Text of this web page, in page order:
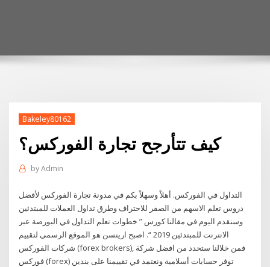
Bakeley80162
كيف تتأرجح تجارة الفوركس؟
byAdmin
التداول في الفوركس. أهلاً وسهلاً بكم في مدونة تجارة الفوركس لأفضل
دروس تعلم الاسهم من الصفر للاحتراف وطرق تداول العملات للمبتدئين
وسنقدم اليوم في مقالنا كورس ” خطوات تعلم التداول في البورصة عبر
الانترنت للمبتدئين 2019 “. اصبح ارينسن هو الموقع الرسمي لتقييم
شركات الفوركس (forex brokers), فمن خلالنا ستحدد من افضل شركة
فوركس (forex) توفر حسابات أسلامية ونعتمد في تقييمنا على بندين